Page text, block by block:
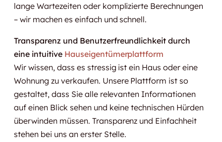
lange Wartezeiten oder komplizierte Berechnungen
– wir machen es einfach und schnell.
Transparenz und Benutzerfreundlichkeit durch
eine intuitive Hauseigentümerplattform
Wir wissen, dass es stressig ist ein Haus oder eine
Wohnung zu verkaufen. Unsere Plattform ist so
gestaltet, dass Sie alle relevanten Informationen
auf einen Blick sehen und keine technischen Hürden
überwinden müssen. Transparenz und Einfachheit
stehen bei uns an erster Stelle.